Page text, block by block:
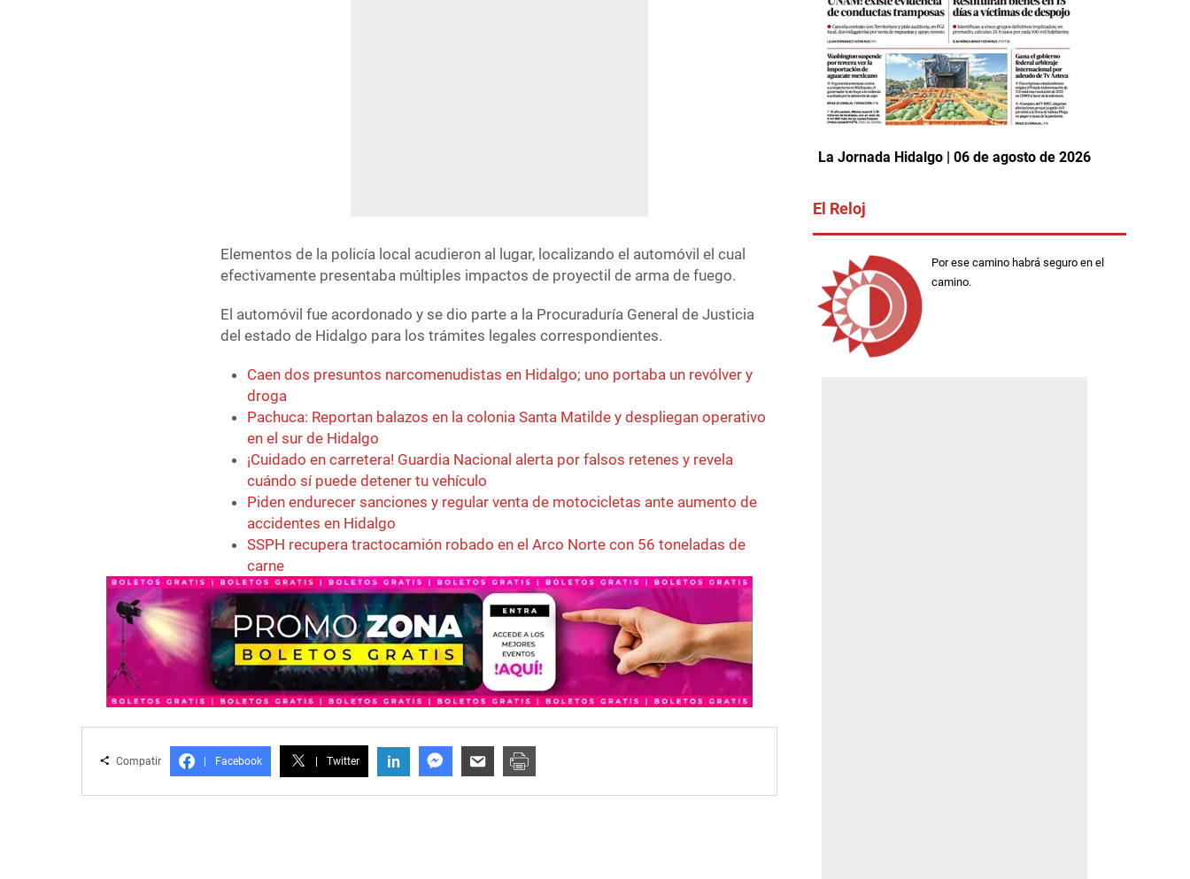
Elementos de la policía local acudieron al lugar, localizando el automóvil el cual
efectivamente presentaba múltiples impactos de proyectil de arma de fuego.
El automóvil fue acordonado y se dio parte a la Procuraduría General de Justicia
del estado de Hidalgo para los trámites legales correspondientes.
Caen dos presuntos narcomenudistas en Hidalgo; uno portaba un revólver y
droga
Pachuca: Reportan balazos en la colonia Santa Matilde y despliegan operativo
en el sur de Hidalgo
¡Cuidado en carretera! Guardia Nacional alerta por falsos retenes y revela
cuándo sí puede detener tu vehículo
Piden endurecer sanciones y regular venta de motocicletas ante aumento de
accidentes en Hidalgo
SSPH recupera tractocamión robado en el Arco Norte con 56 toneladas de
carne
Compatir Facebook Twitter in
La Jornada Hidalgo | 06 de agosto de 2026
El Reloj
Por ese camino habrá seguro en el
camino.